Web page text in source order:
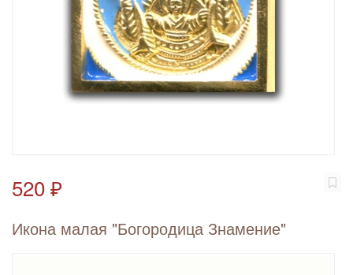
520 ₽
Икона малая "Богородица Знамение"